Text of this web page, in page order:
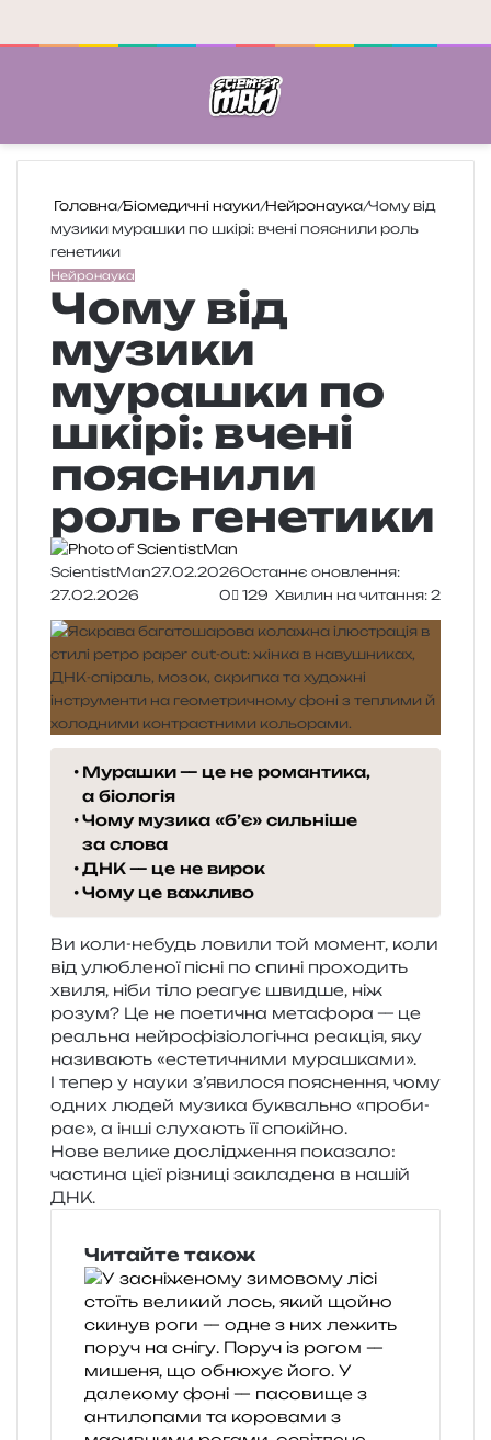
Головна/Біомедичні науки/Нейронаука/Чому від
музики мурашки по шкірі: вчені пояснили роль
генетики
Нейронаука
Чому від
музики
мурашки по
шкірі: вчені
пояснили
роль генетики
ScientistMan27.02.2026Останнє оновлення:
27.02.2026
0 129 Хвилин на читання: 2
Мурашки — це не романтика,
а біологія
Чому музика «б’є» сильніше
за слова
ДНК — це не вирок
Чому це важливо
Ви коли-небудь лови­ли той момент, коли
від улю­бле­ної пісні по спині про­хо­дить
хвиля, ніби тіло реа­гує швид­ше, ніж
розум? Це не пое­ти­чна мета­фо­ра — це
реаль­на ней­ро­фі­зіо­ло­гі­чна реа­кція, яку
нази­ва­ють «есте­ти­чни­ми мура­шка­ми».
І тепер у науки з’явилося поясне­н­ня, чому
одних людей музи­ка букваль­но «проби­
рає», а інші слу­ха­ють її спокійно.
Нове вели­ке дослі­дже­н­ня пока­за­ло:
части­на цієї різни­ці закла­де­на в нашій
ДНК.
Читайте також